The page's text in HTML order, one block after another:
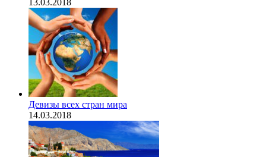
13.03.2018
Девизы всех стран мира
14.03.2018